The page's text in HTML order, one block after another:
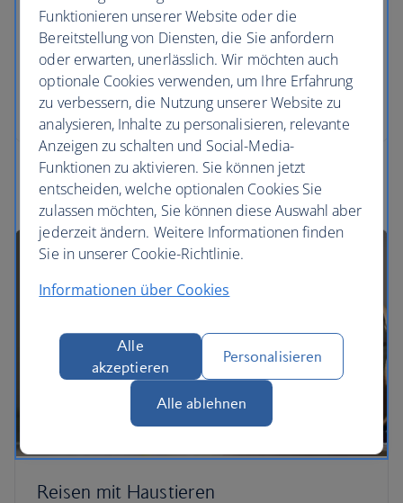
bei ihren Alleinreisen zu helfen und junge
Reisende auf ihrer ersten Reise zu unterstützen,
damit Sie sie voller Zuversicht abgeben können.
Tipps für junge Reisende
Reisen mit Haustieren
Funktionieren unserer Website oder die
Bereitstellung von Diensten, die Sie anfordern
oder erwarten, unerlässlich. Wir möchten auch
optionale Cookies verwenden, um Ihre Erfahrung
zu verbessern, die Nutzung unserer Website zu
analysieren, Inhalte zu personalisieren, relevante
Anzeigen zu schalten und Social-Media-
Funktionen zu aktivieren. Sie können jetzt
entscheiden, welche optionalen Cookies Sie
zulassen möchten, Sie können diese Auswahl aber
jederzeit ändern. Weitere Informationen finden
Sie in unserer Cookie-Richtlinie.
Informationen über Cookies
Alle
akzeptieren
Personalisieren
Alle ablehnen